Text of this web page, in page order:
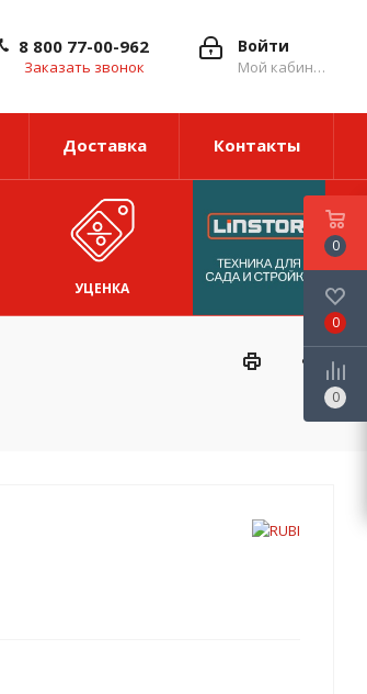
Войти
Мой кабинет
8 800 77-00-962
Заказать звонок
Доставка Контакты
УЦЕНКА
0
0
0